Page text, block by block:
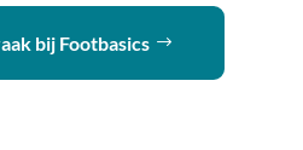
bij Footbasics